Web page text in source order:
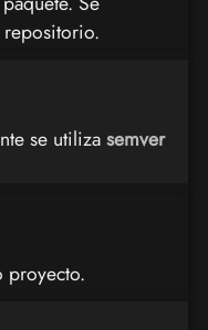
se utilizasemver
proyecto.